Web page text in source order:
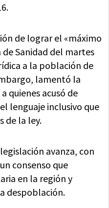
de lograr el «máximo
de Sanidad del martes
a la población de
lamentó la
quienes acusó de
lenguaje inclusivo que
de la ley.
avanza, con
consenso que
en la región y
despoblación.